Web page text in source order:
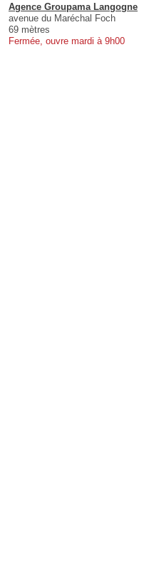
Agence Groupama Langogne
avenue du Maréchal Foch
69 mètres
Fermée, ouvre mardi à 9h00